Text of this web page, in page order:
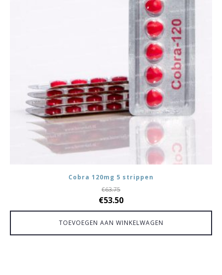
Cobra 120mg 5 strippen
€63.75
Oorspronkelijke
prijs
was:
€63.75.
€53.50Huidige
prijs
is:
€53.50.
TOEVOEGEN AAN WINKELWAGEN